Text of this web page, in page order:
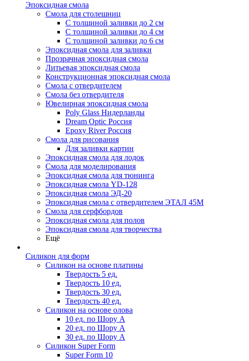
Эпоксидная смола
Смола для столешниц
С толщиной заливки до 2 см
С толщиной заливки до 4 см
С толщиной заливки до 6 см
Эпоксидная смола для заливки
Прозрачная эпоксидная смола
Литьевая эпоксидная смола
Конструкционная эпоксидная смола
Смола с отвердителем
Смола без отвердителя
Ювелирная эпоксидная смола
Poly Glass Нидерланды
Dream Optic Россия
Epoxy River Россия
Смола для рисования
Для заливки картин
Эпоксидная смола для лодок
Смола для моделирования
Эпоксидная смола для тюнинга
Эпоксидная смола YD-128
Эпоксидная смола ЭД-20
Эпоксидная смола с отвердителем ЭТАЛ 45М
Смола для серфбордов
Эпоксидная смола для полов
Эпоксидная смола для творчества
Ещё
Силикон для форм
Силикон на основе платины
Твердость 5 ед.
Твердость 10 ед.
Твердость 30 ед.
Твердость 40 ед.
Силикон на основе олова
10 ед. по Шору А
20 ед. по Шору А
30 ед. по Шору А
Силикон Super Form
Super Form 10